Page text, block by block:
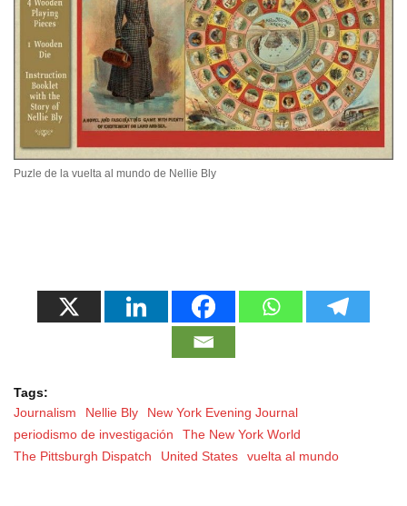
Puzle de la vuelta al mundo de Nellie Bly
Tags:
Journalism
Nellie Bly
New York Evening Journal
periodismo de investigación
The New York World
The Pittsburgh Dispatch
United States vuelta al mundo